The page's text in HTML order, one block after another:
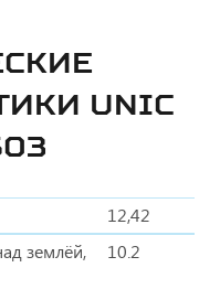
UNIC
12,42
землёй,
10.2